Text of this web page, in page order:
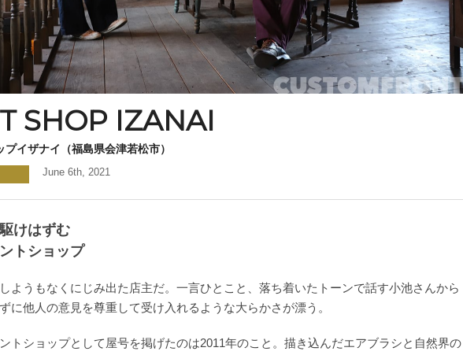
SHOP IZANAI
イザナイ（福島県会津若松市）
June 6th, 2021
けはずむ
トショップ
ようもなくにじみ出た店主だ。一言ひとこと、落ち着いたトーンで話す小池さんから
に他人の意見を尊重して受け入れるような大らかさが漂う。
トショップとして屋号を掲げたのは2011年のこと。描き込んだエアブラシと自然界の